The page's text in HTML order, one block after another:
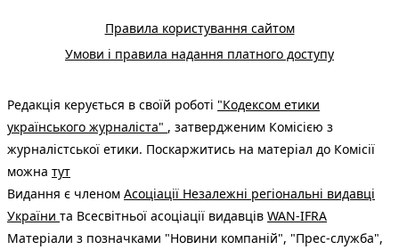
Правила користування сайтом
Умови і правила надання платного доступу
Редакція керується в своїй роботі "Кодексом етики
українського журналіста" , затвердженим Комісією з
журналістської етики. Поскаржитись на матеріал до Комісії
можна тут
Видання є членом Асоціації Незалежні регіональні видавці
України та Всесвітньої асоціації видавців WAN-IFRA
Матеріали з позначками "Новини компаній", "Прес-служба",